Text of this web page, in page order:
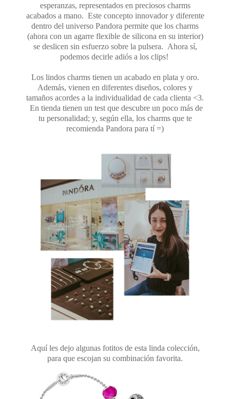
esperanzas, representados en preciosos charms
acabados a mano. Este concepto innovador y diferente
dentro del universo Pandora permite que los charms
(ahora con un agarre flexible de silicona en su interior)
se deslicen sin esfuerzo sobre la pulsera. Ahora sí,
podemos decirle adiós a los clips!
Los lindos charms tienen un acabado en plata y oro.
Además, vienen en diferentes diseños, colores y
tamaños acordes a la individualidad de cada clienta <3.
En tienda tienen un test que descubre un poco más de
tu personalidad; y, según ella, los charms que te
recomienda Pandora para tí =)
Aquí les dejo algunas fotitos de esta linda colección,
para que escojan su combinación favorita.